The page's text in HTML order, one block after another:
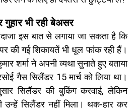
गुहार भी रही बेअसर
इस बात से लगाया जा सकता है कि
की गई शिकायतें भी धूल फांक रही हैं।
शर्मा ने अपनी व्यथा सुनाते हुए बताया
गैस सिलैंडर 15 मार्च को लिया था।
सिलैंडर की बुकिंग करवाई, लेकिन
उन्हें सिलैंडर नहीं मिला। थक-हार कर